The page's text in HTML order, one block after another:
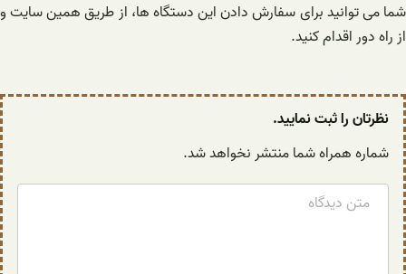
شما می توانید برای سفارش دادن این دستگاه ها، از طریق همین سایت و
از راه دور اقدام کنید.
نظرتان را ثبت نمایید.
شماره همراه شما منتشر نخواهد شد.